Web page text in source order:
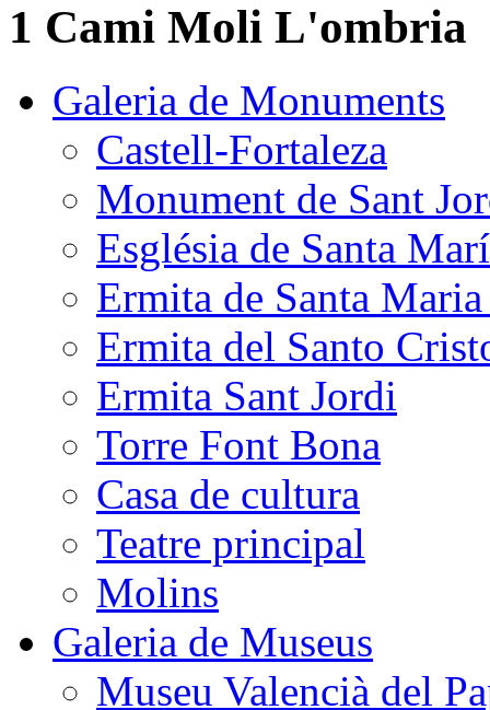
1 Cami Moli L'ombria
Galeria de Monuments
Castell-Fortaleza
Monument de Sant
Església de Santa
Ermita de Santa
Ermita del Santo
Ermita Sant Jordi
Torre Font Bona
Casa de cultura
Teatre principal
Molins
Galeria de Museus
Museu Valencià del